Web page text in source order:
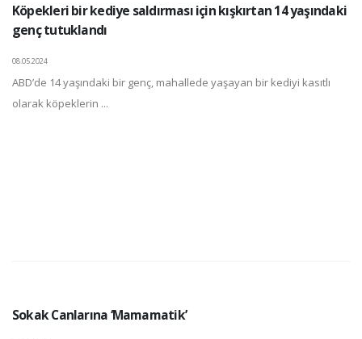
Köpekleri bir kediye saldırması için kışkırtan 14 yaşındaki
genç tutuklandı
08.05.2024
ABD’de 14 yaşındaki bir genç, mahallede yaşayan bir kediyi kasıtlı
olarak köpeklerin ...
Sokak Canlarına ‘Mamamatik’